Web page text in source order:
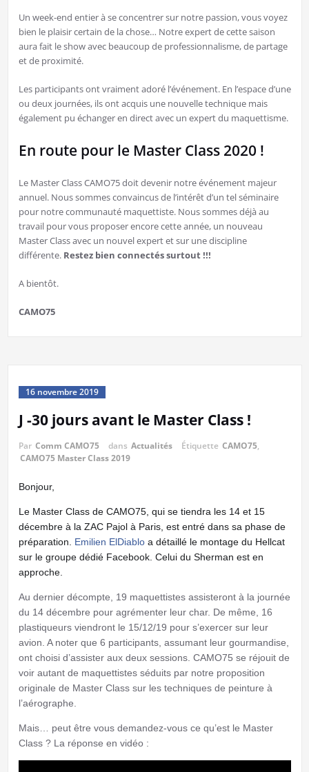
Un week-end entier à se concentrer sur notre passion, vous voyez
bien le plaisir certain de la chose… Notre expert de cette saison
aura fait le show avec beaucoup de professionnalisme, de partage
et de proximité.
Les participants ont vraiment adoré l’événement. En l’espace d’une
ou deux journées, ils ont acquis une nouvelle technique mais
également pu échanger en direct avec un expert du maquettisme.
En route pour le Master Class 2020 !
Le Master Class CAMO75 doit devenir notre événement majeur
annuel. Nous sommes convaincus de l’intérêt d’un tel séminaire
pour notre communauté maquettiste. Nous sommes déjà au
travail pour vous proposer encore cette année, un nouveau
Master Class avec un nouvel expert et sur une discipline
différente. Restez bien connectés surtout !!!
A bientôt.
CAMO75
16 novembre 2019
J -30 jours avant le Master Class !
Par Comm CAMO75 dans Actualités Étiquette CAMO75,
CAMO75 Master Class 2019
Bonjour,
Le Master Class de CAMO75, qui se tiendra les 14 et 15
décembre à la ZAC Pajol à Paris, est entré dans sa phase de
préparation. Emilien ElDiabloa détaillé le montage du Hellcat
sur le groupe dédié Facebook. Celui du Sherman est en
approche.
Au dernier décompte, 19 maquettistes assisteront à la journée
du 14 décembre pour agrémenter leur char. De même, 16
plastiqueurs viendront le 15/12/19 pour s’exercer sur leur
avion. A noter que 6 participants, assumant leur gourmandise,
ont choisi d’assister aux deux sessions. CAMO75 se réjouit de
voir autant de maquettistes séduits par notre proposition
originale de Master Class sur les techniques de peinture à
l’aérographe.
Mais… peut être vous demandez-vous ce qu’est le Master
Class ? La réponse en vidéo :